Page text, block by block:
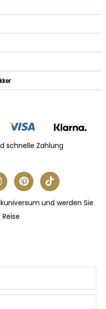
schnelle Zahlung
und werden Sie